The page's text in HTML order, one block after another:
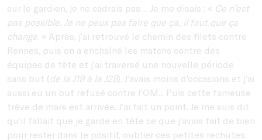
sur le gardien, je ne cadrais pas… Je me disais : « Ce n’est
pas possible. Je ne peux pas faire que ça, il faut que ça
change. » Après, j’ai retrouvé le chemin des filets contre
Rennes, puis on a enchaîné les matchs contre des
équipes de tête et j’ai traversé une nouvelle période
sans but (de la J19 à la J28). J’avais moins d’occasions et j’ai
aussi eu un but refusé contre l’OM... Puis cette fameuse
trêve de mars est arrivée. J’ai fait un point. Je me suis dit
qu’il fallait que je garde en tête ce que j’avais fait de bien
pour rester dans le positif, oublier ces petites rechutes,